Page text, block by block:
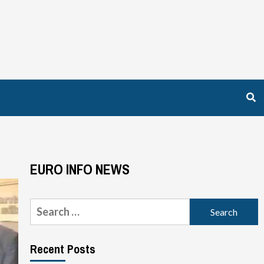
EURO INFO NEWS
Search
for:
Recent Posts